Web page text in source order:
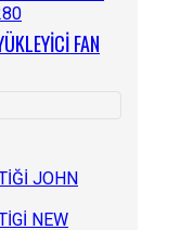
FAN